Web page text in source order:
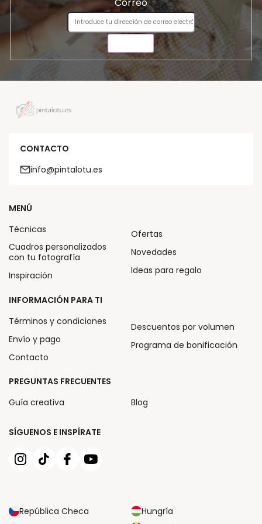
CONTACTO
info@pintalotu.es
SÍGUENOS E INSPÍRATE
República Checa
Hungría
MENÚ
Técnicas
Cuadros personalizados
con tu fotografía
Inspiración
Ofertas
Novedades
Ideas para regalo
INFORMACIÓN PARA TI
Términos y condiciones
Envío y pago
Contacto
Descuentos por volumen
Programa de bonificación
PREGUNTAS FRECUENTES
Guía creativa
Blog